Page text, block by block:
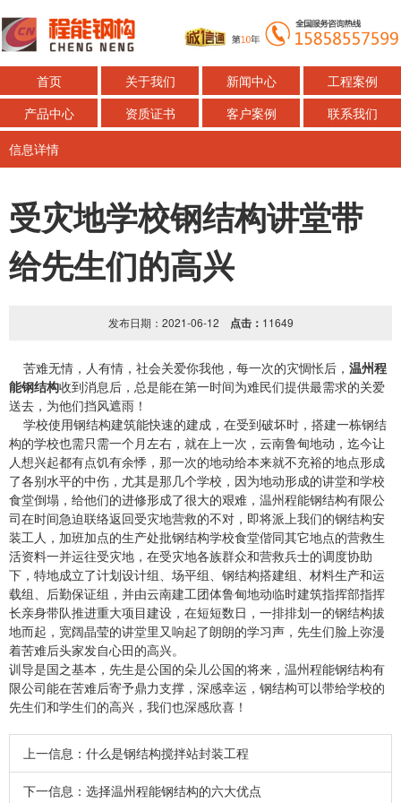
首页 关于我们 新闻中心
工程案例
产品中心
资质证书 客户案例
联系我们
信息详情
受灾地学校钢结构讲堂带
给先生们的高兴
发布日期：2021-06-12 点击： 11649
苦难无情，人有情，社会关爱你我他，每一次的灾惆怅后， 温州程
能钢结构收到消息后，总是能在第一时间为难民们提供最需求的关爱
送去，为他们挡风遮雨！
学校使用钢结构建筑能快速的建成，在受到破坏时，搭建一栋钢结
构的学校也需只需一个月左右，就在上一次，云南鲁甸地动，迄今让
人想兴起都有点饥有余悸，那一次的地动给本来就不充裕的地点形成
了各别水平的中伤，尤其是那几个学校，因为地动形成的讲堂和学校
食堂倒塌，给他们的进修形成了很大的艰难，温州程能钢结构有限公
司在时间急迫联络返回受灾地营救的不对，即将派上我们的钢结构安
装工人，加班加点的生产处批钢结构学校食堂偕同其它地点的营救生
活资料一并运往受灾地，在受灾地各族群众和营救兵士的调度协助
下，特地成立了计划设计组、场平组、钢结构搭建组、材料生产和运
载组、后勤保证组，并由云南建工团体鲁甸地动临时建筑指挥部指挥
长亲身带队推进重大项目建设，在短短数日，一排排划一的钢结构拔
地而起，宽阔晶莹的讲堂里又响起了朗朗的学习声，先生们脸上弥漫
着苦难后头家发自心田的高兴。
训导是国之基本，先生是公国的朵儿公国的将来，温州程能钢结构有
限公司能在苦难后寄予鼎力支撑，深感幸运，钢结构可以带给学校的
先生们和学生们的高兴，我们也深感欣喜！
上一信息： 什么是钢结构搅拌站封装工程
下一信息： 选择温州程能钢结构的六大优点